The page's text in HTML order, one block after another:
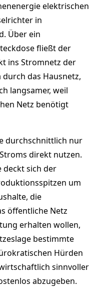
elektrischen
in
Über ein
fließt der
ins Stromnetz der
das Hausnetz,
langsamer, weil
Netz benötigt
durchschnittlich nur
direkt nutzen.
deckt sich der
um
die
öffentliche Netz
erhalten wollen,
bestimmte
Hürden
sinnvoller
abzugeben.